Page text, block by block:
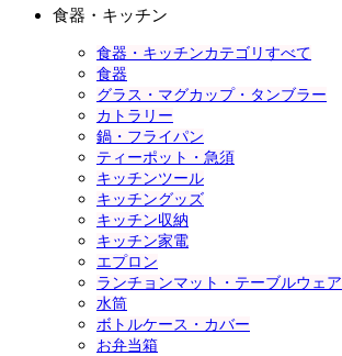
食器・キッチン
食器・キッチンカテゴリすべて
食器
グラス・マグカップ・タンブラー
カトラリー
鍋・フライパン
ティーポット・急須
キッチンツール
キッチングッズ
キッチン収納
キッチン家電
エプロン
ランチョンマット・テーブルウェア
水筒
ボトルケース・カバー
お弁当箱